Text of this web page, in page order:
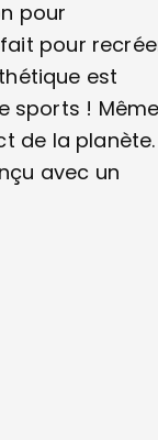
pour
pour
est
sports ! Même
de la planète.
avec un